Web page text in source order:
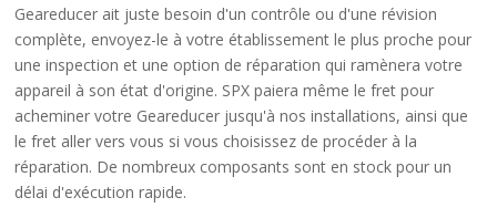
Geareducer ait juste besoin d'un contrôle ou d'une révision
complète, envoyez-le à votre établissement le plus proche pour
une inspection et une option de réparation qui ramènera votre
appareil à son état d'origine. SPX paiera même le fret pour
acheminer votre Geareducer jusqu'à nos installations, ainsi que
le fret aller vers vous si vous choisissez de procéder à la
réparation. De nombreux composants sont en stock pour un
délai d'exécution rapide.